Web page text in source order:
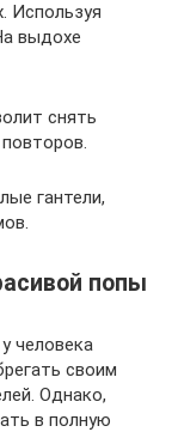
Используя
выдохе
снять
гантели,
попы
человека
своим
Однако,
в полную